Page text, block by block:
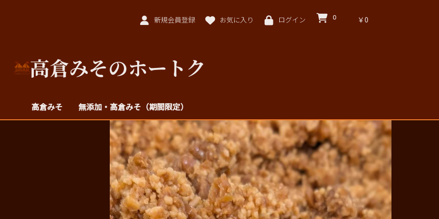
新規会員登録 お気に入り ログイン 0 ￥0
高倉みそのホートク
高倉みそ 無添加・高倉みそ（期間限定）